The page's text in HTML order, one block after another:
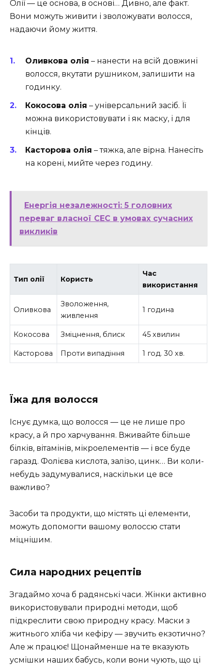
Олії — це основа, в основі… Дивно, але факт.
Вони можуть живити і зволожувати волосся,
надаючи йому життя.
Оливкова олія – нанести на всій довжині
волосся, вкутати рушником, залишити на
годинку.
Кокосова олія – універсальний засіб. Її
можна використовувати і як маску, і для
кінців.
Касторова олія – тяжка, але вірна. Нанесіть
на корені, мийте через годину.
Енергія незалежності: 5 головних
переваг власної СЕС в умовах сучасних
викликів
Тип олії Користь
Час
використання
Оливкова
Зволоження,
живлення
1 година
Кокосова Зміцнення, блиск 45 хвилин
Касторова Проти випадіння 1 год. 30 хв.
Їжа для волосся
Існує думка, що волосся — це не лише про
красу, а й про харчування. Вживайте більше
білків, вітамінів, мікроелементів — і все буде
гаразд. Фолієва кислота, залізо, цинк… Ви коли-
небудь задумувалися, наскільки це все
важливо?
Засоби та продукти, що містять ці елементи,
можуть допомогти вашому волоссю стати
міцнішим.
Сила народних рецептів
Згадаймо хоча б радянські часи. Жінки активно
використовували природні методи, щоб
підкреслити свою природну красу. Маски з
житнього хліба чи кефіру — звучить екзотично?
Але ж працює! Щонайменше на те вказують
усмішки наших бабусь, коли вони чують, що ці